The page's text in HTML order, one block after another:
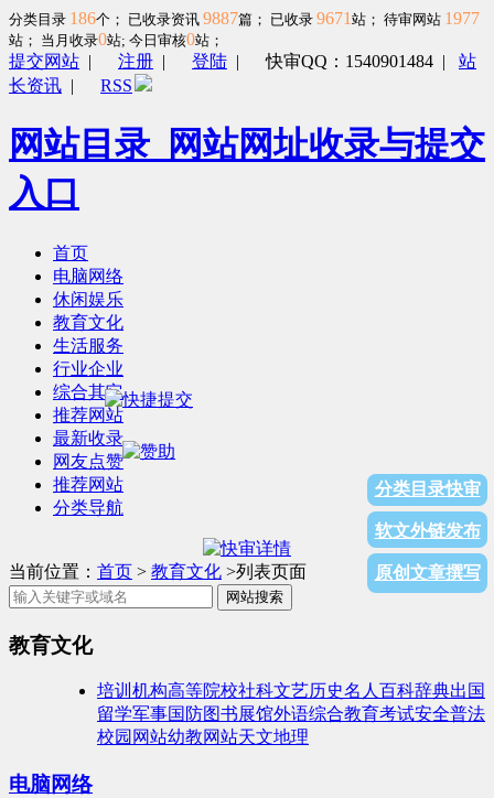
分类目录 186个； 已收录资讯 9887篇； 已收录 9671 站； 待审网站 1977
站； 当月收录0站; 今日审核0站；
提交网站 | 注册 | 登陆 |快审QQ：1540901484 | 站
长资讯 | RSS
网站目录_网站网址收录与提交
入口
首页
电脑网络
休闲娱乐
教育文化
生活服务
行业企业
综合其它
推荐网站
最新收录
网友点赞
推荐网站
分类导航
分类目录快审
软文外链发布
原创文章撰写
当前位置： 首页 > 教育文化 >列表页面
网站搜索
教育文化
培训机构高等院校社科文艺历史名人 百科辞典出国
留学军事国防图书展馆外语综合教育考试安全普法
校园网站幼教网站天文地理
电脑网络